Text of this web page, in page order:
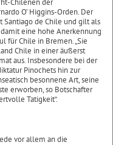
Chilenen der
O’ Higgins-Orden. Der
Santiago de Chile und gilt als
eine hohe Anerkennung
für Chile in Bremen. „Sie
Chile in einer äußerst
aus. Insbesondere bei der
Pinochets hin zur
besonnene Art, seine
erworben, so Botschafter
Tatigkeit“.
vor allem an die